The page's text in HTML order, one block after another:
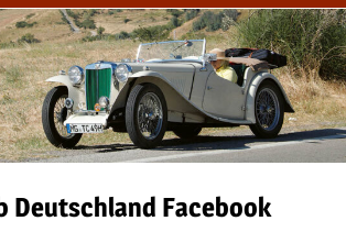
Deutschland Facebook